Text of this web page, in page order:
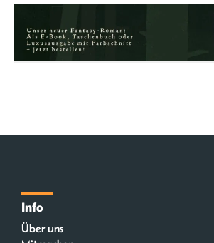
Info
Über uns